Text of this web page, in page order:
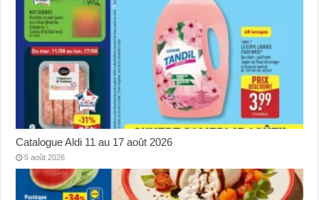
Catalogue Aldi 11 au 17 août 2026
5 août 2026